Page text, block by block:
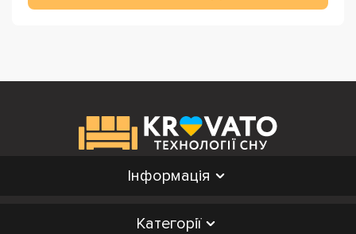
Інформація
Категорії